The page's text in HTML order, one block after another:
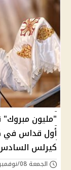
"مليون مبروك"
أول قداس في
كيرلس السادس
الجمعة 08/نوفمبر/2024 - 09:00 م